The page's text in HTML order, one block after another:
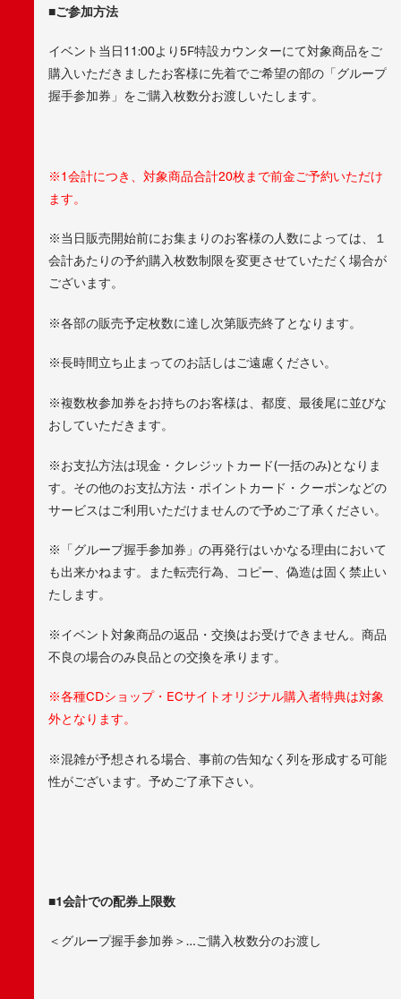
■ご参加方法
イベント当日11:00より5F特設カウンターにて対象商品をご
購入いただきましたお客様に先着でご希望の部の「グループ
握手参加券」をご購入枚数分お渡しいたします。
※1会計につき、対象商品合計20枚まで前金ご予約いただけ
ます。
※当日販売開始前にお集まりのお客様の人数によっては、１
会計あたりの予約購入枚数制限を変更させていただく場合が
ございます。
※各部の販売予定枚数に達し次第販売終了となります。
※長時間立ち止まってのお話しはご遠慮ください。
※複数枚参加券をお持ちのお客様は、都度、最後尾に並びな
おしていただきます。
※お支払方法は現金・クレジットカード(一括のみ)となりま
す。その他のお支払方法・ポイントカード・クーポンなどの
サービスはご利用いただけませんので予めご了承ください。
※「グループ握手参加券」の再発行はいかなる理由において
も出来かねます。また転売行為、コピー、偽造は固く禁止い
たします。
※イベント対象商品の返品・交換はお受けできません。商品
不良の場合のみ良品との交換を承ります。
※各種CDショップ・ECサイトオリジナル購入者特典は対象
外となります。
※混雑が予想される場合、事前の告知なく列を形成する可能
性がございます。予めご了承下さい。
■1会計での配券上限数
＜グループ握手参加券＞…ご購入枚数分のお渡し